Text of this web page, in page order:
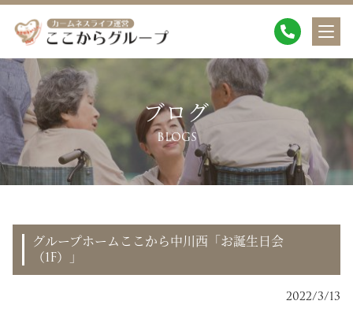
ブログ
BLOGS
グループホームここから中川西「お誕生日会
（1F）」
2022/3/13